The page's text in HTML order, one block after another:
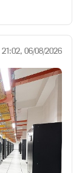
21:02, 06/08/2026